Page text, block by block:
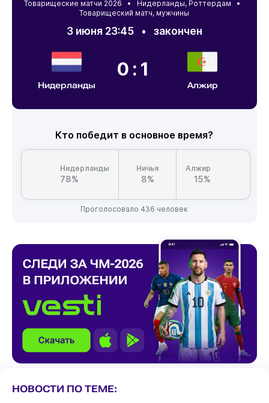
Товарищеские матчи 2026 • Нидерланды, Роттердам •
Товарищеский матч, мужчины
3 июня 23:45• закончен
Нидерланды
0:1
Алжир
Кто победит в основное время?
Нидерланды
78%
Ничья
8%
Алжир
15%
Проголосовало 436 человек
НОВОСТИ ПО ТЕМЕ: